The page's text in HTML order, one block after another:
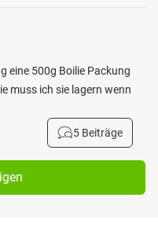
eine 500g Boilie Packung
muss ich sie lagern wenn
5 Beiträge